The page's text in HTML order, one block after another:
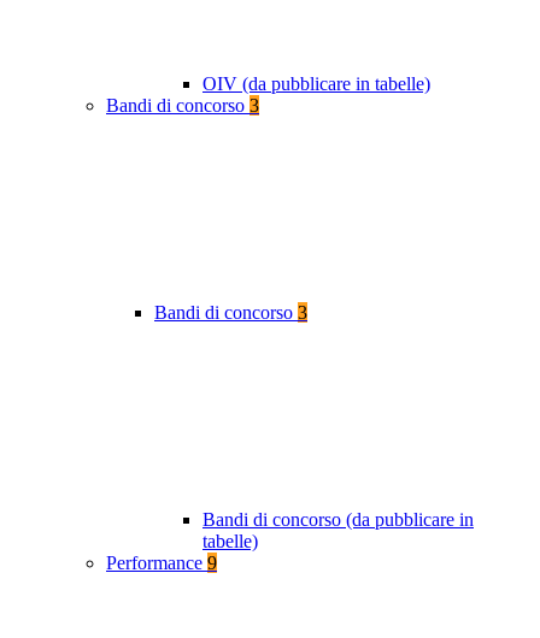
OIV (da pubblicare in tabelle)
Bandi di concorso 3
Bandi di concorso 3
Bandi di concorso (da pubblicare in
tabelle)
Performance 9